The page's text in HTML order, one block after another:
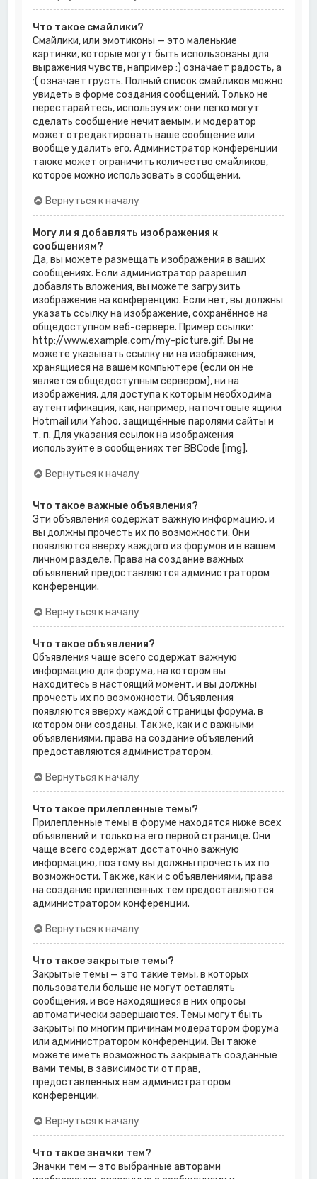
Что такое смайлики?
Смайлики, или эмотиконы — это маленькие
картинки, которые могут быть использованы для
выражения чувств, например :) означает радость, а
:( означает грусть. Полный список смайликов можно
увидеть в форме создания сообщений. Только не
перестарайтесь, используя их: они легко могут
сделать сообщение нечитаемым, и модератор
может отредактировать ваше сообщение или
вообще удалить его. Администратор конференции
также может ограничить количество смайликов,
которое можно использовать в сообщении.
Вернуться к началу
Могу ли я добавлять изображения к
сообщениям?
Да, вы можете размещать изображения в ваших
сообщениях. Если администратор разрешил
добавлять вложения, вы можете загрузить
изображение на конференцию. Если нет, вы должны
указать ссылку на изображение, сохранённое на
общедоступном веб-сервере. Пример ссылки:
http://www.example.com/my-picture.gif. Вы не
можете указывать ссылку ни на изображения,
хранящиеся на вашем компьютере (если он не
является общедоступным сервером), ни на
изображения, для доступа к которым необходима
аутентификация, как, например, на почтовые ящики
Hotmail или Yahoo, защищённые паролями сайты и
т. п. Для указания ссылок на изображения
используйте в сообщениях тег BBCode [img].
Вернуться к началу
Что такое важные объявления?
Эти объявления содержат важную информацию, и
вы должны прочесть их по возможности. Они
появляются вверху каждого из форумов и в вашем
личном разделе. Права на создание важных
объявлений предоставляются администратором
конференции.
Вернуться к началу
Что такое объявления?
Объявления чаще всего содержат важную
информацию для форума, на котором вы
находитесь в настоящий момент, и вы должны
прочесть их по возможности. Объявления
появляются вверху каждой страницы форума, в
котором они созданы. Так же, как и с важными
объявлениями, права на создание объявлений
предоставляются администратором.
Вернуться к началу
Что такое прилепленные темы?
Прилепленные темы в форуме находятся ниже всех
объявлений и только на его первой странице. Они
чаще всего содержат достаточно важную
информацию, поэтому вы должны прочесть их по
возможности. Так же, как и с объявлениями, права
на создание прилепленных тем предоставляются
администратором конференции.
Вернуться к началу
Что такое закрытые темы?
Закрытые темы — это такие темы, в которых
пользователи больше не могут оставлять
сообщения, и все находящиеся в них опросы
автоматически завершаются. Темы могут быть
закрыты по многим причинам модератором форума
или администратором конференции. Вы также
можете иметь возможность закрывать созданные
вами темы, в зависимости от прав,
предоставленных вам администратором
конференции.
Вернуться к началу
Что такое значки тем?
Значки тем — это выбранные авторами